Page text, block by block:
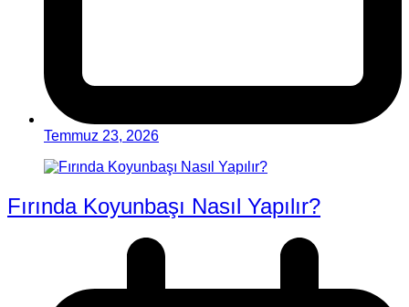
Temmuz 23, 2026
Fırında Koyunbaşı Nasıl Yapılır?